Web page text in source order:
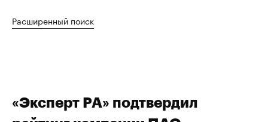
Расширенный поиск
«Эксперт РА» подтвердил